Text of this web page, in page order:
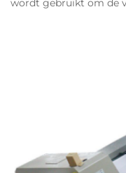
wordt gebruikt om de